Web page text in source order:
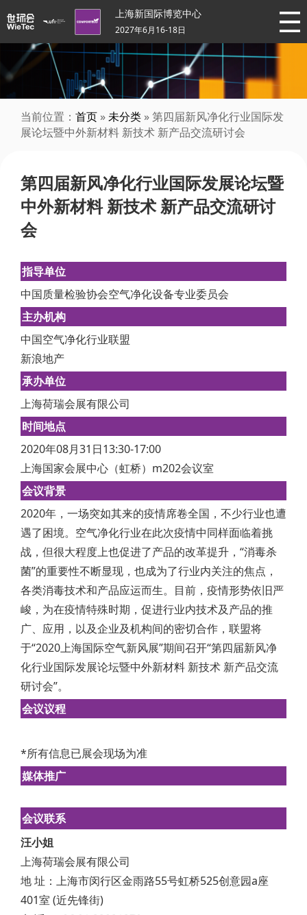
上海新国际博览中心
2027年6月16-18日
当前位置： 首页 »未分类 » 第四届新风净化行业国际发
展论坛暨中外新材料 新技术 新产品交流研讨会
第四届新风净化行业国际发展论坛暨
中外新材料 新技术 新产品交流研讨
会
指导单位
中国质量检验协会空气净化设备专业委员会
主办机构
中国空气净化行业联盟
新浪地产
承办单位
上海荷瑞会展有限公司
时间地点
2020年08月31日13:30-17:00
上海国家会展中心（虹桥）m202会议室
会议背景
2020年，一场突如其来的疫情席卷全国，不少行业也遭
遇了困境。空气净化行业在此次疫情中同样面临着挑
战，但很大程度上也促进了产品的改革提升，“消毒杀
菌”的重要性不断显现，也成为了行业内关注的焦点，
各类消毒技术和产品应运而生。目前，疫情形势依旧严
峻，为在疫情特殊时期，促进行业内技术及产品的推
广、应用，以及企业及机构间的密切合作，联盟将
于“2020上海国际空气新风展”期间召开“第四届新风净
化行业国际发展论坛暨中外新材料 新技术 新产品交流
研讨会”。
会议议程
*所有信息已展会现场为准
媒体推广
会议联系
汪小姐
上海荷瑞会展有限公司
地 址：上海市闵行区金雨路55号虹桥525创意园a座
401室 (近先锋街)